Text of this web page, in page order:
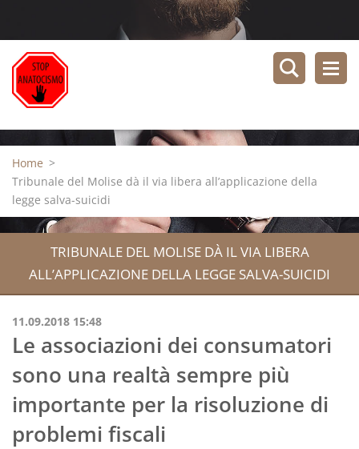
Home >
Tribunale del Molise dà il via libera all’applicazione della
legge salva-suicidi
TRIBUNALE DEL MOLISE DÀ IL VIA LIBERA
ALL’APPLICAZIONE DELLA LEGGE SALVA-SUICIDI
11.09.2018 15:48
Le associazioni dei consumatori
sono una realtà sempre più
importante per la risoluzione di
problemi fiscali